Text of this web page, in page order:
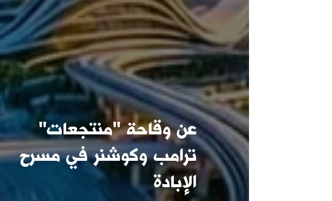
عن وقاحة "منتجعات"
ترامب وكوشنر في مسرح
الإبادة